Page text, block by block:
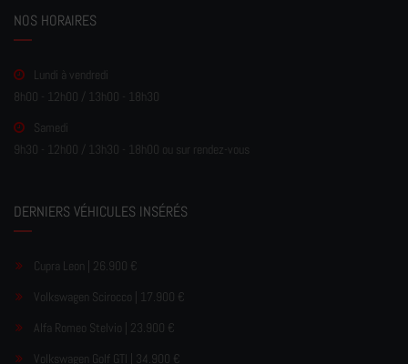
NOS HORAIRES
Lundi à vendredi
8h00 - 12h00 / 13h00 - 18h30
Samedi
9h30 - 12h00 / 13h30 - 18h00 ou sur rendez-vous
DERNIERS VÉHICULES INSÉRÉS
Cupra Leon | 26.900 €
Volkswagen Scirocco | 17.900 €
Alfa Romeo Stelvio | 23.900 €
Volkswagen Golf GTI | 34.900 €